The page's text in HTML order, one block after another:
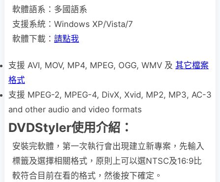
軟體語系：多國語系
支援系統：Windows XP/Vista/7
軟體下載： 請點我
支援 AVI, MOV, MP4, MPEG, OGG, WMV 及 其它檔案
格式
支援 MPEG-2, MPEG-4, DivX, Xvid, MP2, MP3, AC-3
and other audio and video formats
DVDStyler使用介紹：
安裝完軟體，第一次執行會出現建立新專案，先輸入
標籤及選擇相關格式，原則上可以選NTSC及16:9比
較符合目前在看的格式，然後按下確定。